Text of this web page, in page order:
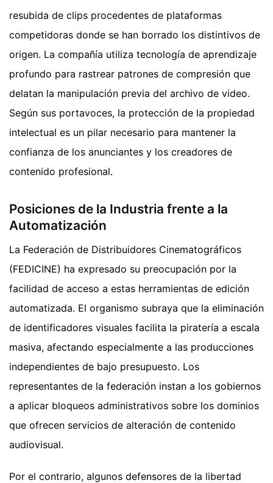
resubida de clips procedentes de plataformas
competidoras donde se han borrado los distintivos de
origen. La compañía utiliza tecnología de aprendizaje
profundo para rastrear patrones de compresión que
delatan la manipulación previa del archivo de video.
Según sus portavoces, la protección de la propiedad
intelectual es un pilar necesario para mantener la
confianza de los anunciantes y los creadores de
contenido profesional.
Posiciones de la Industria frente a la
Automatización
La Federación de Distribuidores Cinematográficos
(FEDICINE) ha expresado su preocupación por la
facilidad de acceso a estas herramientas de edición
automatizada. El organismo subraya que la eliminación
de identificadores visuales facilita la piratería a escala
masiva, afectando especialmente a las producciones
independientes de bajo presupuesto. Los
representantes de la federación instan a los gobiernos
a aplicar bloqueos administrativos sobre los dominios
que ofrecen servicios de alteración de contenido
audiovisual.
Por el contrario, algunos defensores de la libertad